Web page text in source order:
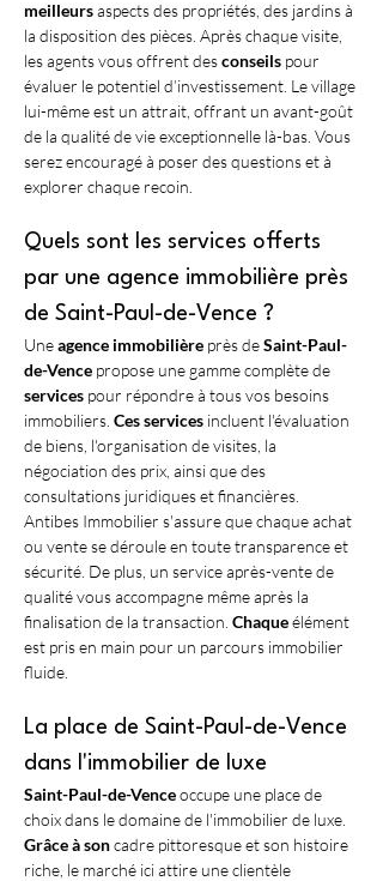
meilleurs aspects des propriétés, des jardins à
la disposition des pièces. Après chaque visite,
les agents vous offrent des conseils pour
évaluer le potentiel d’investissement. Le village
lui-même est un attrait, offrant un avant-goût
de la qualité de vie exceptionnelle là-bas. Vous
serez encouragé à poser des questions et à
explorer chaque recoin.
Quels sont les services offerts
par une agence immobilière près
de Saint-Paul-de-Vence ?
Une agence immobilière près de Saint-Paul-
de-Vence propose une gamme complète de
services pour répondre à tous vos besoins
immobiliers. Ces services incluent l'évaluation
de biens, l'organisation de visites, la
négociation des prix, ainsi que des
consultations juridiques et financières.
Antibes Immobilier s'assure que chaque achat
ou vente se déroule en toute transparence et
sécurité. De plus, un service après-vente de
qualité vous accompagne même après la
finalisation de la transaction. Chaque élément
est pris en main pour un parcours immobilier
fluide.
La place de Saint-Paul-de-Vence
dans l'immobilier de luxe
Saint-Paul-de-Vence occupe une place de
choix dans le domaine de l'immobilier de luxe.
Grâce à son cadre pittoresque et son histoire
riche, le marché ici attire une clientèle